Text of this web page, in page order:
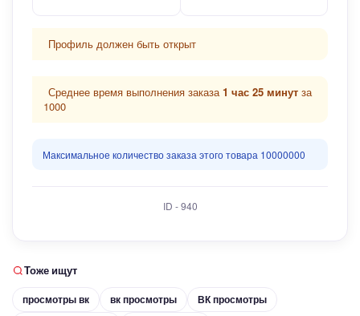
Профиль должен быть открыт
Среднее время выполнения заказа1 час 25 минут за
1000
Максимальное количество заказа этого товара 10000000
ID - 940
Тоже ищут
просмотры вк
вк просмотры
ВК просмотры